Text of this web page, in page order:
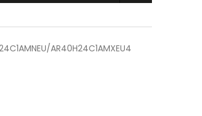
AR40H24C1AMXEU4